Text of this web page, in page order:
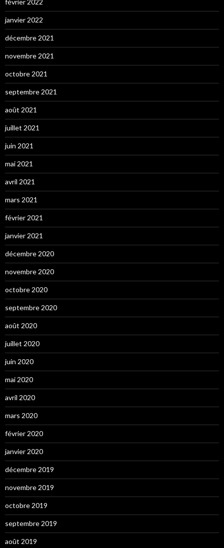
février 2022
janvier 2022
décembre 2021
novembre 2021
octobre 2021
septembre 2021
août 2021
juillet 2021
juin 2021
mai 2021
avril 2021
mars 2021
février 2021
janvier 2021
décembre 2020
novembre 2020
octobre 2020
septembre 2020
août 2020
juillet 2020
juin 2020
mai 2020
avril 2020
mars 2020
février 2020
janvier 2020
décembre 2019
novembre 2019
octobre 2019
septembre 2019
août 2019